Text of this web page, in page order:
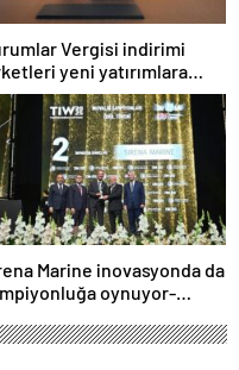
Vergisi indirimi
yeni yatırımlara
Marine inovasyonda da
oynuyor-